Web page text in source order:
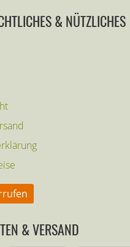
& NÜTZLICHES
& VERSAND